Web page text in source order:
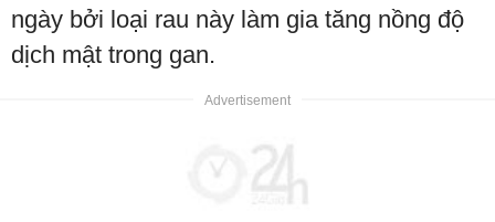
ngày bởi loại rau này làm gia tăng nồng độ
dịch mật trong gan.